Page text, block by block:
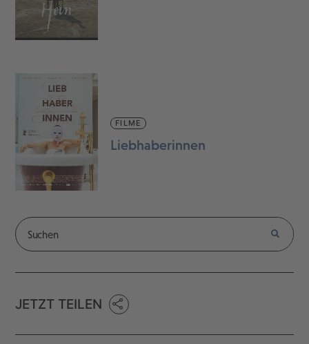
FILME
Liebhaberinnen
JETZT TEILEN